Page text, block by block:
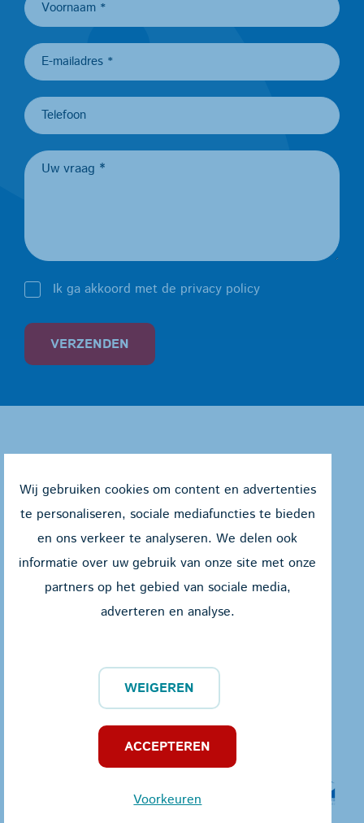
Ik ga akkoord met de privacy policy
VERZENDEN
Jules Peurquaetstraat 27
8400 Oostende
059 55 60 87
Privacy policy
Partners
Wij gebruiken cookies om content en advertenties
te personaliseren, sociale mediafuncties te bieden
en ons verkeer te analyseren. We delen ook
informatie over uw gebruik van onze site met onze
partners op het gebied van sociale media,
adverteren en analyse.
WEIGEREN
ACCEPTEREN
Voorkeuren